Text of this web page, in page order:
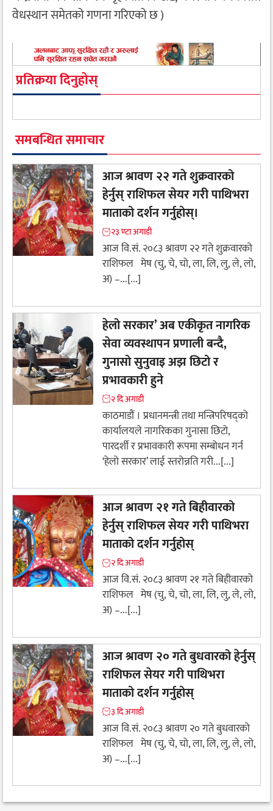
वेधस्थान समेतको गणना गरिएको छ )
प्रतिक्रया दिनुहोस्
समबन्धित समाचार
आज श्रावण २२ गते शुक्रवारको
हेर्नुस् राशिफल सेयर गरी पाथिभरा
माताको दर्शन गर्नुहोस्।
२३ ण्टा अगाडी
आज वि.सं. २०८३ श्रावण २२ गते शुक्रवारको
राशिफल मेष (चु, चे, चो, ला, लि, लु, ले, लो,
अ) –...[...]
हेलो सरकार’ अब एकीकृत नागरिक
सेवा व्यवस्थापन प्रणाली बन्दै,
गुनासो सुनुवाइ अझ छिटो र
प्रभावकारी हुने
२ दि अगाडी
काठमाडौं । प्रधानमन्त्री तथा मन्त्रिपरिषद्को
कार्यालयले नागरिकका गुनासा छिटो,
पारदर्शी र प्रभावकारी रूपमा सम्बोधन गर्न
‘हेलो सरकार’ लाई स्तरोन्नति गरी...[...]
आज श्रावण २१ गते बिहीवारको
हेर्नुस् राशिफल सेयर गरी पाथिभरा
माताको दर्शन गर्नुहोस्
२ दि अगाडी
आज वि.सं. २०८३ श्रावण २१ गते बिहीवारको
राशिफल मेष (चु, चे, चो, ला, लि, लु, ले, लो,
अ) –...[...]
आज श्रावण २० गते बुधवारको हेर्नुस्
राशिफल सेयर गरी पाथिभरा
माताको दर्शन गर्नुहोस्
३ दि अगाडी
आज वि.सं. २०८३ श्रावण २० गते बुधवारको
राशिफल मेष (चु, चे, चो, ला, लि, लु, ले, लो,
अ) –...[...]